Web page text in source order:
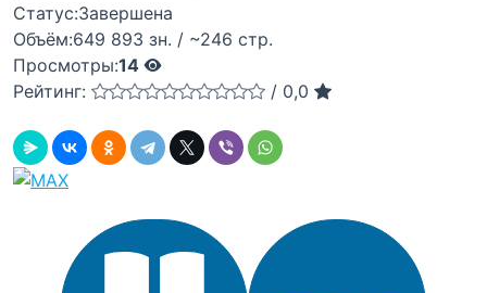
Статус:Завершена
Объём:649 893 зн. / ~246 стр.
Просмотры:14
Рейтинг:
/ 0,0